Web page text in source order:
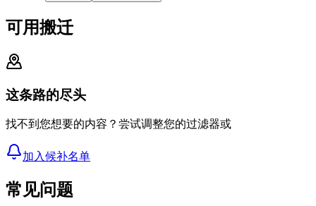
可用搬迁
这条路的尽头
找不到您想要的内容？尝试调整您的过滤器或
加入候补名单
常见问题